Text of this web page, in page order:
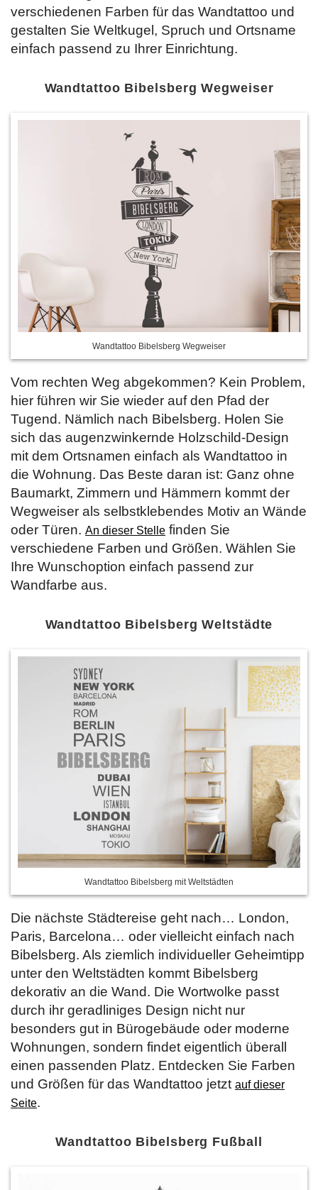
verschiedenen Farben für das Wandtattoo und
gestalten Sie Weltkugel, Spruch und Ortsname
einfach passend zu Ihrer Einrichtung.
Wandtattoo Bibelsberg Wegweiser
Wandtattoo Bibelsberg Wegweiser
Vom rechten Weg abgekommen? Kein Problem,
hier führen wir Sie wieder auf den Pfad der
Tugend. Nämlich nach Bibelsberg. Holen Sie
sich das augenzwinkernde Holzschild-Design
mit dem Ortsnamen einfach als Wandtattoo in
die Wohnung. Das Beste daran ist: Ganz ohne
Baumarkt, Zimmern und Hämmern kommt der
Wegweiser als selbstklebendes Motiv an Wände
oder Türen. An dieser Stelle finden Sie
verschiedene Farben und Größen. Wählen Sie
Ihre Wunschoption einfach passend zur
Wandfarbe aus.
Wandtattoo Bibelsberg Weltstädte
Wandtattoo Bibelsberg mit Weltstädten
Die nächste Städtereise geht nach… London,
Paris, Barcelona… oder vielleicht einfach nach
Bibelsberg. Als ziemlich individueller Geheimtipp
unter den Weltstädten kommt Bibelsberg
dekorativ an die Wand. Die Wortwolke passt
durch ihr geradliniges Design nicht nur
besonders gut in Bürogebäude oder moderne
Wohnungen, sondern findet eigentlich überall
einen passenden Platz. Entdecken Sie Farben
und Größen für das Wandtattoo jetzt auf dieser
Seite.
Wandtattoo Bibelsberg Fußball